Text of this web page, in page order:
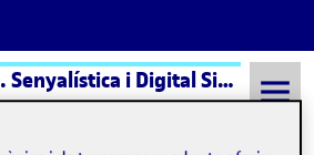
Projecte III. Senyalística i Digital Signage aula 1